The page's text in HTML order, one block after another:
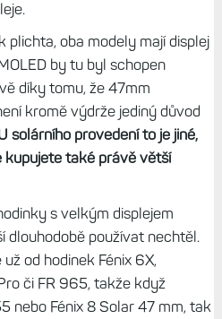
plichta, oba modely mají displej
by tu byl schopen
díky tomu, že 47mm
kromě výdrže jediný důvod
solárního provedení to je jiné,
také právě větší
s velkým displejem
dlouhodobě používat nechtěl.
od hodinek Fénix 6X,
či FR 965, takže když
nebo Fénix 8 Solar 47 mm, tak